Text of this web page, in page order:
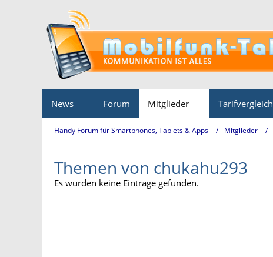
News Forum Mitglieder Tarifvergleich
Handy Forum für Smartphones, Tablets & Apps Mitglieder
Themen von chukahu293
Es wurden keine Einträge gefunden.